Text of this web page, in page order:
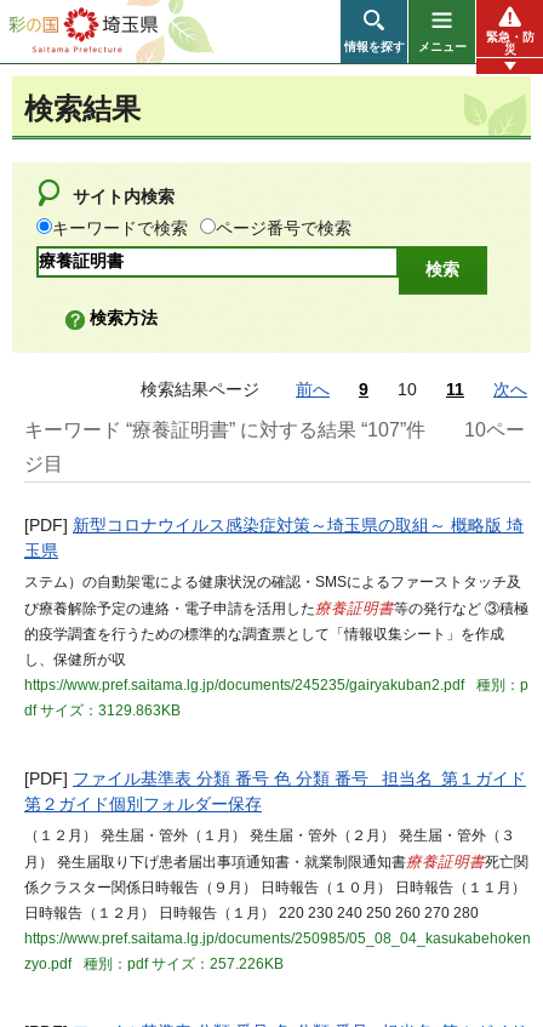
彩の国 埼玉県
情報を探す メニュー
緊急・防
災
検索結果
サイト内検索
キーワードで検索
ページ番号で検索
検索方法
検索結果ページ 前へ 9 10 11 次へ
キーワード “療養証明書” に対する結果 “107”件
10ペー
ジ目
[PDF] 新型コロナウイルス感染症対策～埼玉県の取組～ 概略版 埼
玉県
ステム）の自動架電による健康状況の確認・SMSによるファーストタッチ及
び療養解除予定の連絡・電子申請を活用した療養証明書等の発行など ③積極
的疫学調査を行うための標準的な調査票として「情報収集シート」を作成
し、保健所が収
https://www.pref.saitama.lg.jp/documents/245235/gairyakuban2.pdf
種別：p
dfサイズ：3129.863KB
[PDF] ファイル基準表 分類 番号 色 分類 番号 担当名 第１ガイド
第２ガイド個別フォルダー保存
（１２月） 発生届・管外（１月） 発生届・管外（２月） 発生届・管外（３
月） 発生届取り下げ患者届出事項通知書・就業制限通知書療養証明書死亡関
係クラスター関係日時報告（９月） 日時報告（１０月） 日時報告（１１月）
日時報告（１２月） 日時報告（１月） 220 230 240 250 260 270 280
https://www.pref.saitama.lg.jp/documents/250985/05_08_04_kasukabehoken
zyo.pdf
種別：pdfサイズ：257.226KB